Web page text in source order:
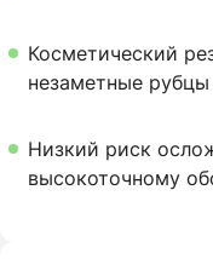
Косметический
незаметные рубцы
Низкий риск
высокоточному